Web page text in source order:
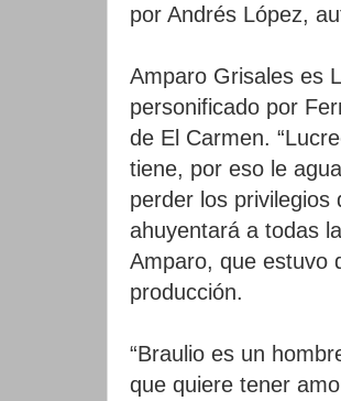
por Andrés López,
Amparo Grisales es
personificado por
de El Carmen.
tiene, por eso le
perder los
ahuyentará a todas
Amparo, que estuvo
producción.
“Braulio es un
que quiere tener